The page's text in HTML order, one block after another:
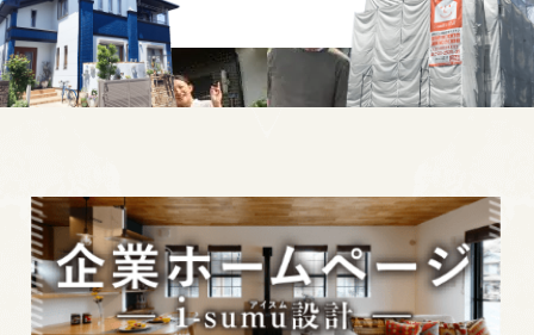
塗装工事開始！でも塗装職人さんってどんな
人？その疑問にお答えします。